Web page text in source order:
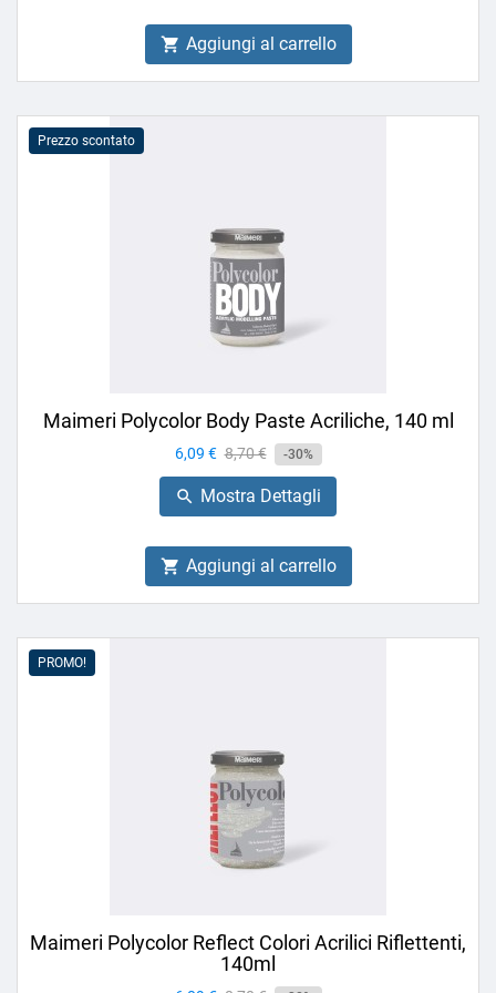
 Aggiungi al carrello
Prezzo scontato
Maimeri Polycolor Body Paste Acriliche, 140 ml
Prezzo
6,09 € Prezzo
base
8,70 € -30%
 Mostra Dettagli
 Aggiungi al carrello
PROMO!
Maimeri Polycolor Reflect Colori Acrilici Riflettenti,
140ml